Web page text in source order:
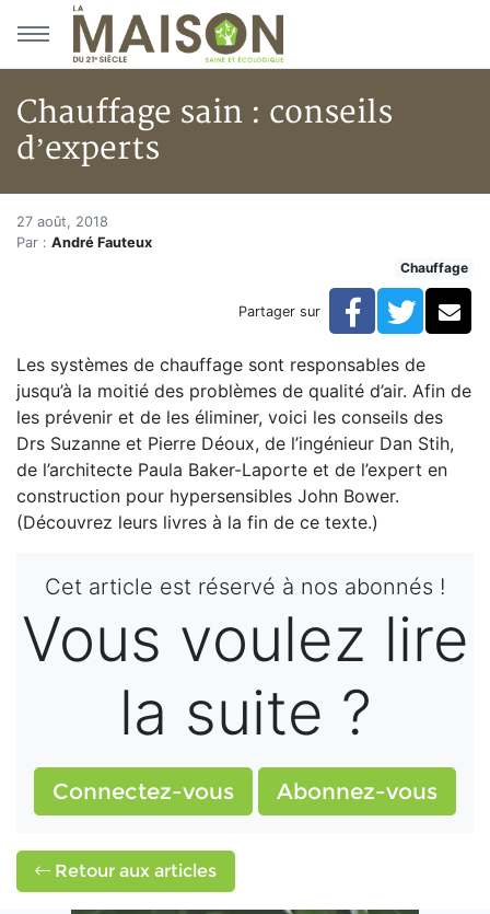
Aller au menu principal
Aller au contenu principal
Chauffage sain : conseils
d’experts
Accueil
Articles
Chauffage sain : conseils d’experts
Chauffage sain : conseils
27 août, 2018
Par : André Fauteux
Chauffage
Partager sur Facebook
Les systèmes de chauffage sont responsables de
jusqu’à la moitié des problèmes de qualité d’air. Afin de
les prévenir et de les éliminer, voici les conseils des
Drs Suzanne et Pierre Déoux, de l’ingénieur Dan Stih,
de l’architecte Paula Baker-Laporte et de l’expert en
construction pour hypersensibles John Bower.
(Découvrez leurs livres à la fin de ce texte.)
Cet article est réservé à nos abonnés !
Vous voulez lire
la suite ?
Connectez-vous Abonnez-vous
Retour aux articles